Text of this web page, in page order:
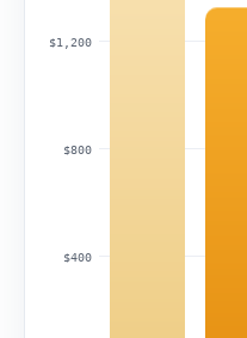
$400
$800
$1,200